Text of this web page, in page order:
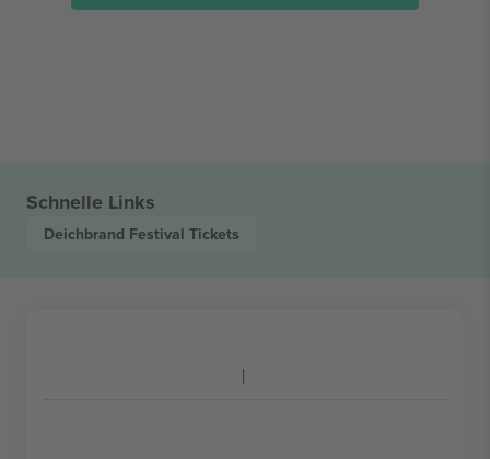
Schnelle Links
Deichbrand Festival Tickets